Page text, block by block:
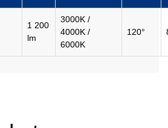
1 200
lm
3000K /
4000K /
6000K
120°